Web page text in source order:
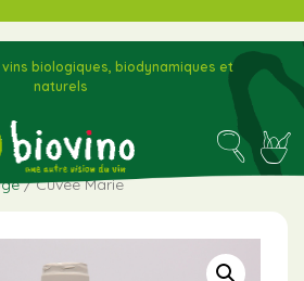
biologiques, biodynamiques et
naturels
/ Cuvée Marie